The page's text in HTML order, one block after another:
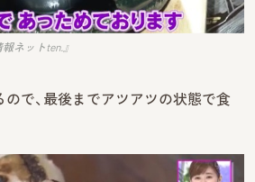
ネットten.』
で、最後までアツアツの状態で食